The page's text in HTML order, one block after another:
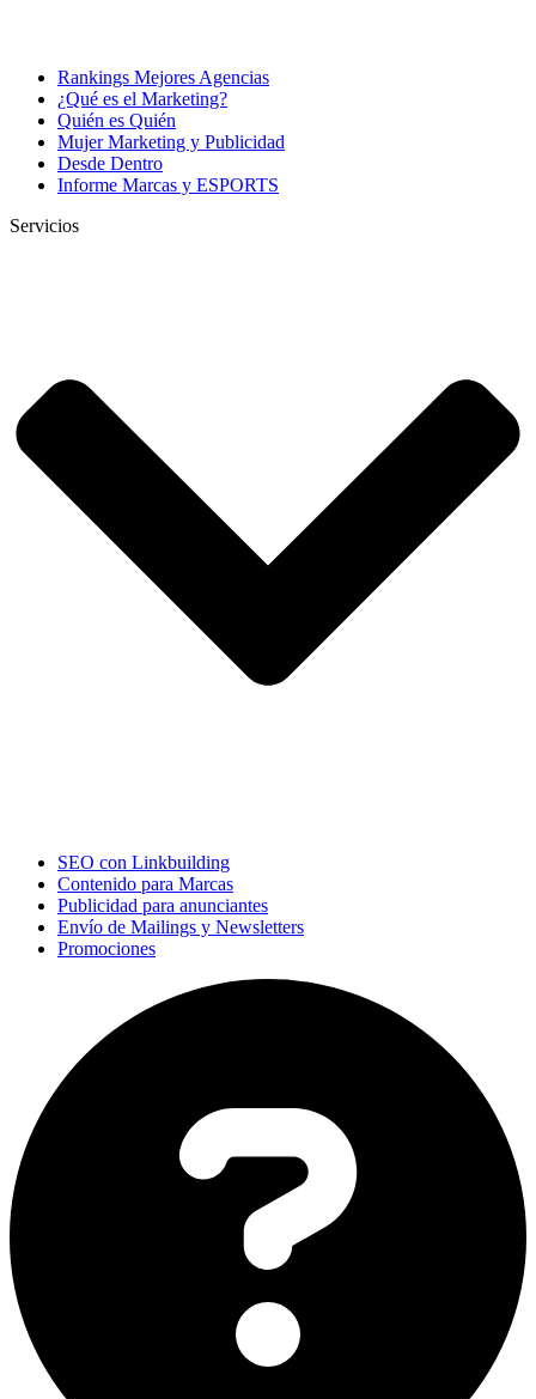
Rankings Mejores Agencias
¿Qué es el Marketing?
Quién es Quién
Mujer Marketing y Publicidad
Desde Dentro
Informe Marcas y ESPORTS
Servicios
SEO con Linkbuilding
Contenido para Marcas
Publicidad para anunciantes
Envío de Mailings y Newsletters
Promociones